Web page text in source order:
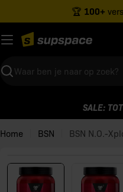
naar
inhoud
🏆 100+
Zoeken
SALE:
Home BSN BSN N.O.-
Open media 0 in modaal